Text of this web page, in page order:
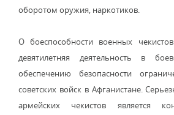
оборотом оружия, наркотиков.
О боеспособности военных чекистов
девятилетняя деятельность в
обеспечению безопасности
советских войск в Афганистане.
армейских чекистов является